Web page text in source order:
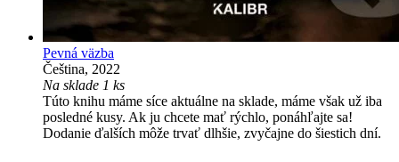
Pevná väzba
Čeština, 2022
Na sklade 1 ks
Túto knihu máme síce aktuálne na sklade, máme však už iba
posledné kusy. Ak ju chcete mať rýchlo, ponáhľajte sa!
Dodanie ďalších môže trvať dlhšie, zvyčajne do šiestich dní.